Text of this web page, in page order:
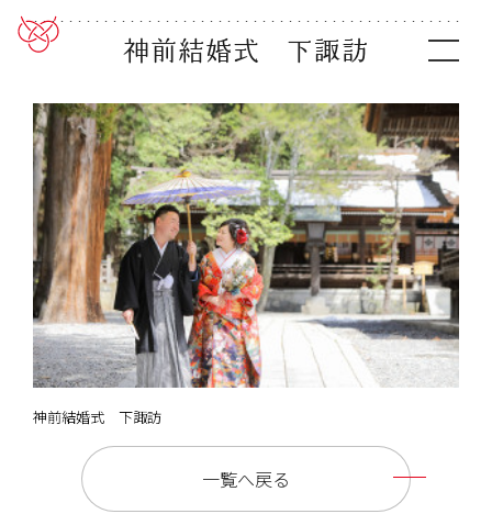
神前結婚式 下諏訪
神前結婚式 下諏訪
一覧へ戻る